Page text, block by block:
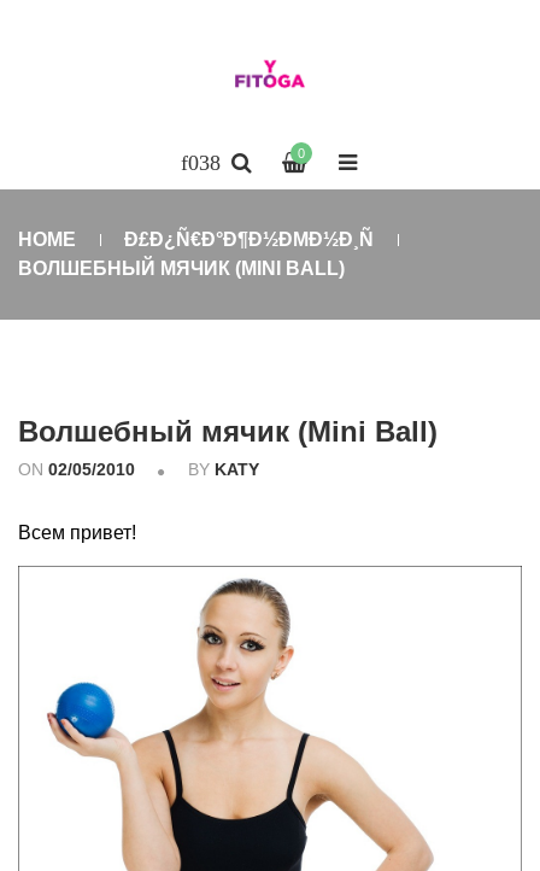
0
HOME
Ð£Ð¿Ñ€Ð°Ð¶Ð½ÐΜÐ½Ð¸Ñ
ВОЛШЕБНЫЙ МЯЧИК (MINI BALL)
Волшебный мячик (Mini Ball)
ON 02/05/2010 BY KATY
Всем привет!